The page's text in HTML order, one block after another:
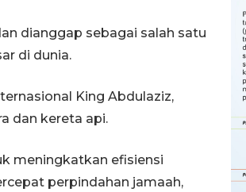
dianggap sebagai salah satu
di dunia.
King Abdulaziz,
dan kereta api.
meningkatkan efisiensi
perpindahan jamaah,